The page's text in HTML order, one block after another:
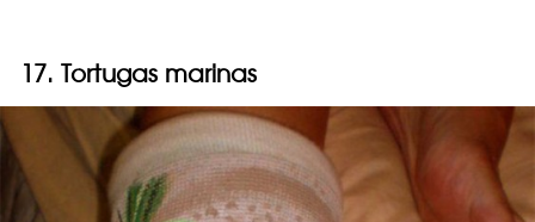
17. Tortugas marinas